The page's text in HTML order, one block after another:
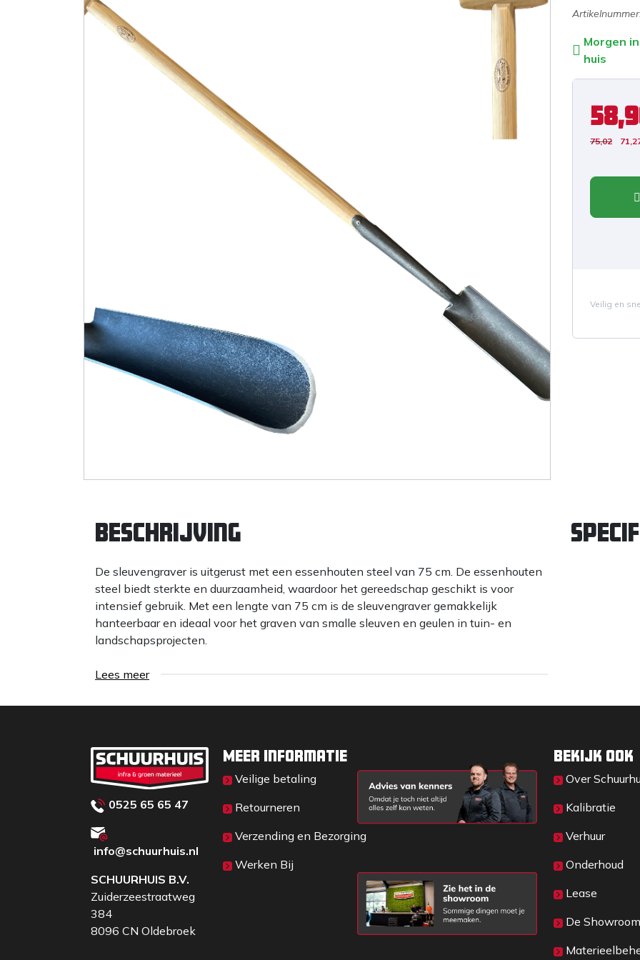
Morgen in
huis
75,02
Veilig en
Beschrijving
De sleuvengraver is uitgerust met een essenhouten steel van 75 cm. De essenhouten
steel biedt sterkte en duurzaamheid, waardoor het gereedschap geschikt is voor
intensief gebruik. Met een lengte van 75 cm is de sleuvengraver gemakkelijk
hanteerbaar en ideaal voor het graven van smalle sleuven en geulen in tuin- en
landschapsprojecten.
Lees meer
Bekijk ook
Over
Kalibratie
Verhuur
Onderhoud
Lease
De Showroom
0525 65 65 47
info@schuurhuis.nl
SCHUURHUIS B.V.
Zuiderzeestraatweg
384
8096 CN Oldebroek
Meer informatie
Veilige betaling
Retourneren
Verzending en Bezorging
Werken Bij